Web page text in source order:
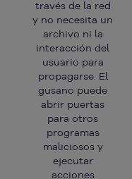
través de la red
y no necesita un
archivo ni la
interacción del
usuario para
propagarse. El
gusano puede
abrir puertas
para otros
programas
maliciosos y
ejecutar
acciones